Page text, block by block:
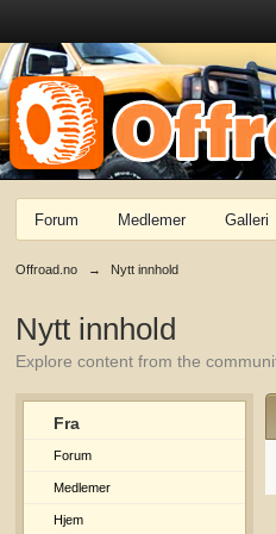
Forum Medlemer Galleri
Offroad.no → Nytt innhold
Nytt innhold
Explore content from the
Fra
Forum
Medlemer
Hjem